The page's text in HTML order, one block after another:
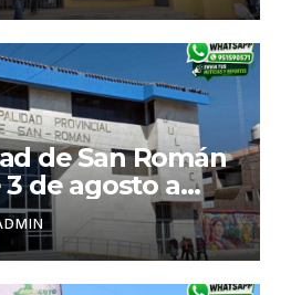
de San Román
de agosto a
del Comité
y Salud en el